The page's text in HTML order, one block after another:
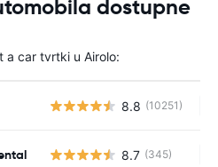
dostupne
a car tvrtki u Airolo:
8.8 (10251)
8.7 (345)